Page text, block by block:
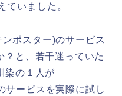
ていました。
ポスター)のサービス
？と、若干迷っていた
染の１人が
サービスを実際に試し